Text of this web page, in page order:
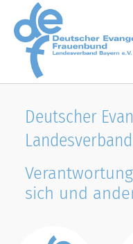
Skip to main content
Deutscher
sich und